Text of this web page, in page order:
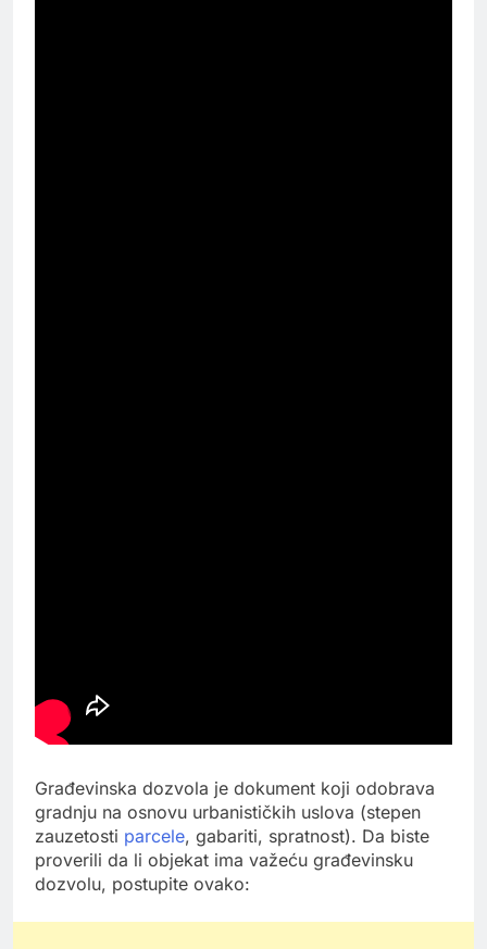
Građevinska dozvola je dokument koji odobrava
gradnju na osnovu urbanističkih uslova (stepen
zauzetosti parcele, gabariti, spratnost). Da biste
proverili da li objekat ima važeću građevinsku
dozvolu, postupite ovako: